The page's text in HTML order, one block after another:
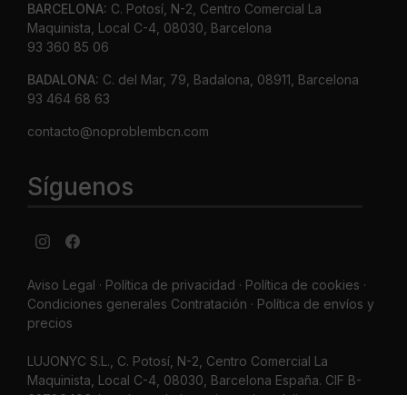
BARCELONA: C. Potosí, N-2, Centro Comercial La
Maquinista, Local C-4, 08030, Barcelona
93 360 85 06
BADALONA: C. del Mar, 79, Badalona, 08911, Barcelona
93 464 68 63
contacto@noproblembcn.com
Síguenos
Aviso Legal · Política de privacidad · Política de cookies ·
Condiciones generales Contratación · Política de envíos y
precios
LUJONYC S.L., C. Potosí, N-2, Centro Comercial La
Maquinista, Local C-4, 08030, Barcelona España. CIF B-